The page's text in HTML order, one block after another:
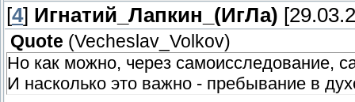
[4] Игнатий_Лапкин_(ИгЛа)
Quote (Vecheslav_Volkov)
Но как можно, через самоисследование,
И насколько это важно - пребывание в